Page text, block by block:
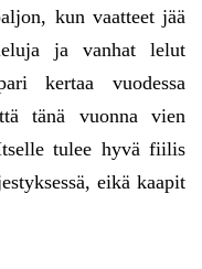
kun vaatteet jää
ja vanhat lelut
kertaa vuodessa
tänä vuonna vien
tulee hyvä fiilis
eikä kaapit